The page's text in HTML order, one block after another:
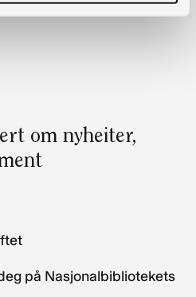
om nyheiter,
på Nasjonalbibliotekets